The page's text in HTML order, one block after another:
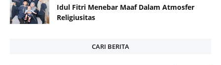
Idul Fitri Menebar Maaf Dalam Atmosfer
Religiusitas
CARI BERITA